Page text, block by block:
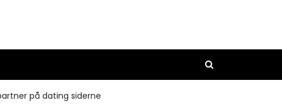
på dating siderne